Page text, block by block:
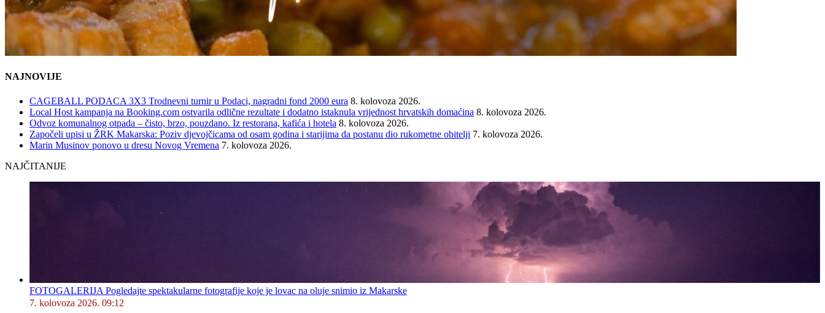
NAJNOVIJE
CAGEBALL PODACA 3X3 Trodnevni turnir u Podaci, nagradni fond 2000 eura 8. kolovoza 2026.
Local Host kampanja na Booking.com ostvarila odlične rezultate i dodatno istaknula vrijednost hrvatskih domaćina 8. kolovoza 2026.
Odvoz komunalnog otpada – čisto, brzo, pouzdano. Iz restorana, kafića i hotela 8. kolovoza 2026.
Započeli upisi u ŽRK Makarska: Poziv djevojčicama od osam godina i starijima da postanu dio rukometne obitelji 7. kolovoza 2026.
Marin Musinov ponovo u dresu Novog Vremena 7. kolovoza 2026.
NAJČITANIJE
FOTOGALERIJA Pogledajte spektakularne fotografije koje je lovac na oluje snimio iz Makarske
7. kolovoza 2026. 09:12